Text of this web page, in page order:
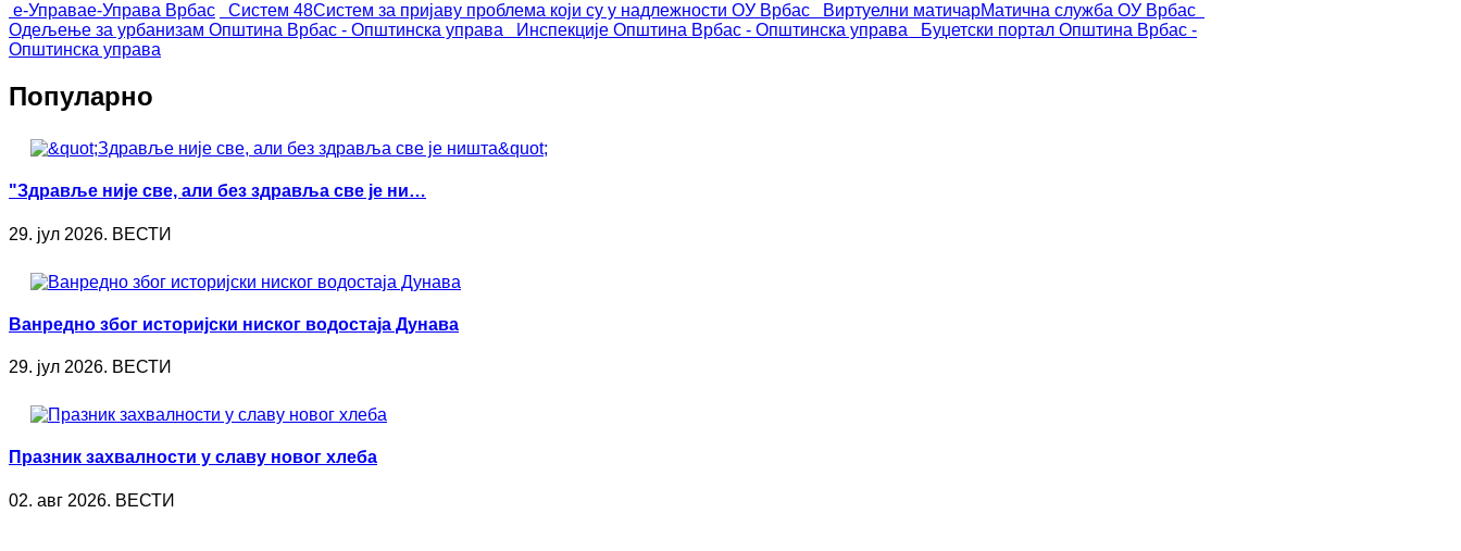
е-Управае-Управа Врбас Систем 48Систем за пријаву проблема који су у надлежности ОУ Врбас Виртуелни матичарМатична служба ОУ Врбас
Одељење за урбанизам Општина Врбас - Општинска управа Инспекције Општина Врбас - Општинска управа Буџетски портал Општина Врбас -
Општинска управа
Популарно
"Здравље није све, али без здравља све је ни…
29. јул 2026. ВЕСТИ
Ванредно због историјски ниског водостаја Дунава
29. јул 2026. ВЕСТИ
Празник захвалности у славу новог хлеба
02. авг 2026. ВЕСТИ